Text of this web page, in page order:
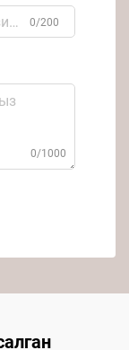
0/200
0/1000